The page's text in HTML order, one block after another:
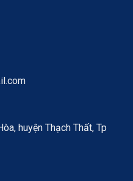
huyện Thạch Thất, Tp